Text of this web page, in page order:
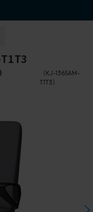
（KJ-136SAM-
T1T3）